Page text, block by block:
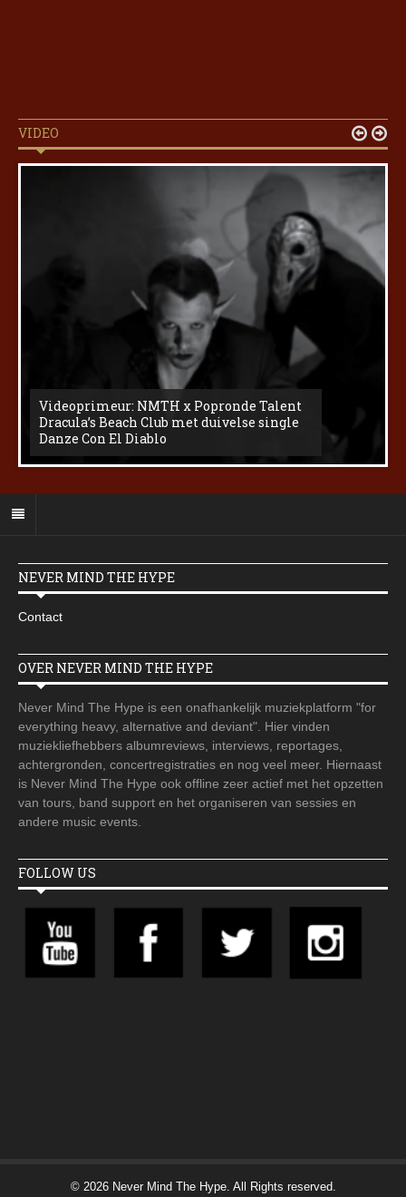
VIDEO
Videoprimeur: NMTH x Popronde Talent
Dracula’s Beach Club met duivelse single
Danze Con El Diablo
 
NEVER MIND THE HYPE
Contact
OVER NEVER MIND THE HYPE
Never Mind The Hype is een onafhankelijk muziekplatform "for
everything heavy, alternative and deviant". Hier vinden
muziekliefhebbers albumreviews, interviews, reportages,
achtergronden, concertregistraties en nog veel meer. Hiernaast
is Never Mind The Hype ook offline zeer actief met het opzetten
van tours, band support en het organiseren van sessies en
andere music events.
FOLLOW US
© 2026 Never Mind The Hype. All Rights reserved.